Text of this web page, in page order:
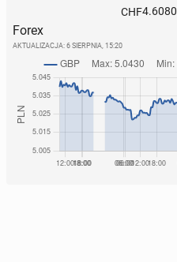
CHF4.6080
Forex
AKTUALIZACJA: 6 SIERPNIA, 15:20